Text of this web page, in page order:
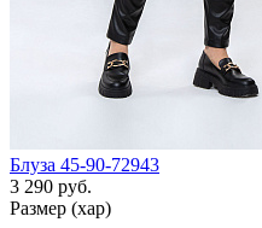
Блуза 45-90-72943
3 290 руб.
Размер (хар)